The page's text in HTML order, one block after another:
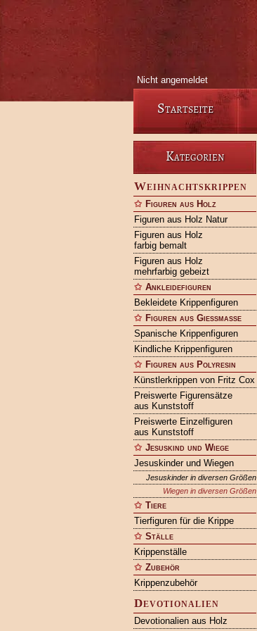
Nicht angemeldet
Startseite
Kategorien
Weihnachtskrippen
Figuren aus Holz
Figuren aus Holz Natur
Figuren aus Holz
farbig bemalt
Figuren aus Holz
mehrfarbig gebeizt
Ankleidefiguren
Bekleidete Krippenfiguren
Figuren aus Gießmasse
Spanische Krippenfiguren
Kindliche Krippenfiguren
Figuren aus Polyresin
Künstlerkrippen von Fritz Cox
Preiswerte Figurensätze
aus Kunststoff
Preiswerte Einzelfiguren
aus Kunststoff
Jesuskind und Wiege
Jesuskinder und Wiegen
Jesuskinder in diversen Größen
Wiegen in diversen Größen
Tiere
Tierfiguren für die Krippe
Ställe
Krippenställe
Zubehör
Krippenzubehör
Devotionalien
Devotionalien aus Holz